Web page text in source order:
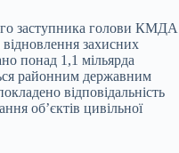
заступника голови КМДА
захисних
понад 1,1 мільярда
районним державним
відповідальність
об’єктів цивільної